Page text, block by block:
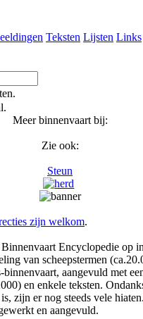
Teksten Lijsten Links
Meer binnenvaart bij:
Zie ook:
Steun
zijn welkom.
Encyclopedie op
van scheepstermen
binnenvaart, aangevuld met
en enkele teksten.
zijn er nog steeds vele
en aangevuld.